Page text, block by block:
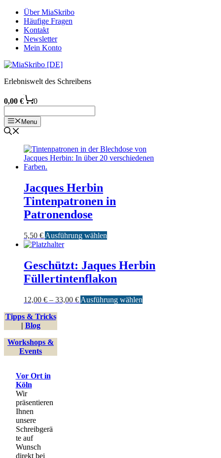
Zum
Inhalt
springen
Über MiaSkribo
Häufige Fragen
Kontakt
Newsletter
Mein Konto
Erlebniswelt des Schreibens
0,00 € 0
Menu
Jacques Herbin
Tintenpatronen in
Patronendose
5,50 € Ausführung wählen
mehrere
Varianten
auf.
Optionen
können
Geschützt: Jaques Herbin
Füllertintenflakon
12,00 € – 33,00 €Preisspanne:
Ausführung wählen
Tipps & Tricks
| Blog
Workshops &
Events
Vor Ort in
Köln
Wir
präsentieren
Ihnen
unsere
Schreibgerä
te auf
Wunsch
direkt bei